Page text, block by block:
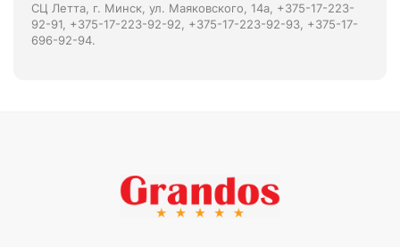
СЦ Летта, г. Минск, ул. Маяковского, 14а, +375-17-223-
92-91, +375-17-223-92-92, +375-17-223-92-93, +375-17-
696-92-94.